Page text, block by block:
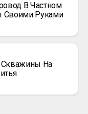
В Частном
Руками
На